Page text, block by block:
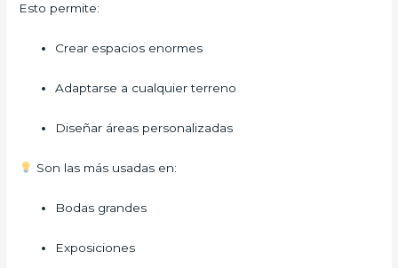
Esto permite:
Crear espacios enormes
Adaptarse a cualquier terreno
Diseñar áreas personalizadas
Son las más usadas en:
Bodas grandes
Exposiciones